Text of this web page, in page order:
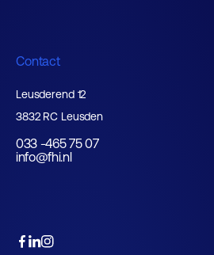
Contact
Leusderend 12
3832 RC Leusden
033 -465 75 07
info@fhi.nl